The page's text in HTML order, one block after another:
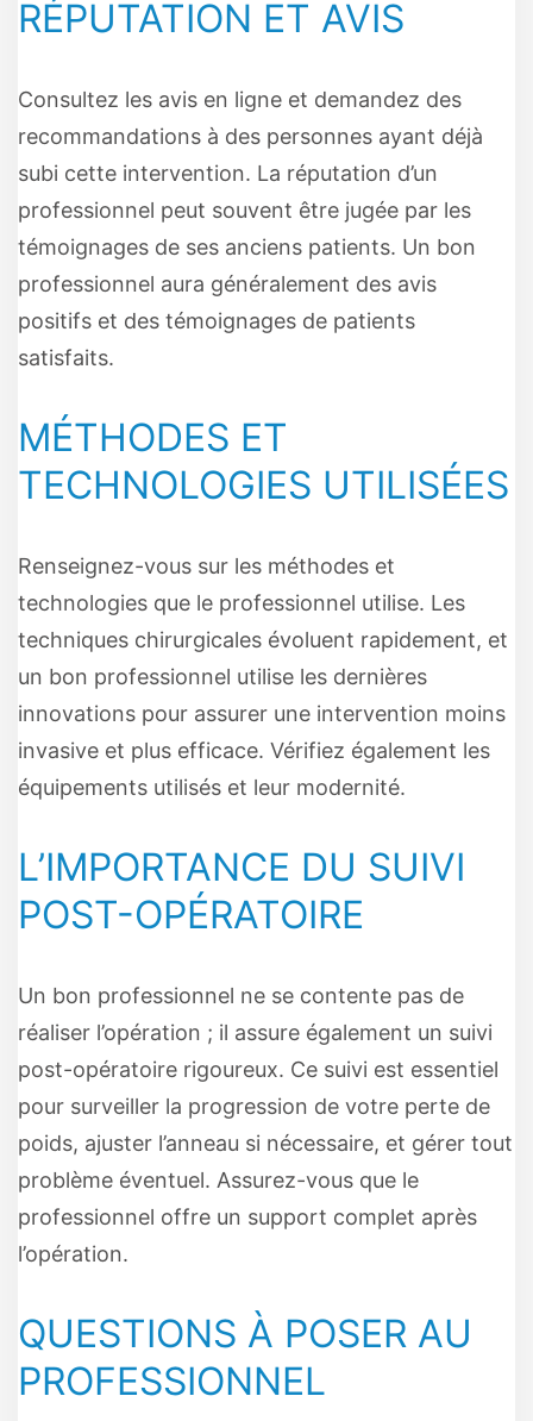
RÉPUTATION ET AVIS
Consultez les avis en ligne et demandez des
recommandations à des personnes ayant déjà
subi cette intervention. La réputation d’un
professionnel peut souvent être jugée par les
témoignages de ses anciens patients. Un bon
professionnel aura généralement des avis
positifs et des témoignages de patients
satisfaits.
MÉTHODES ET
TECHNOLOGIES UTILISÉES
Renseignez-vous sur les méthodes et
technologies que le professionnel utilise. Les
techniques chirurgicales évoluent rapidement, et
un bon professionnel utilise les dernières
innovations pour assurer une intervention moins
invasive et plus efficace. Vérifiez également les
équipements utilisés et leur modernité.
L’IMPORTANCE DU SUIVI
POST-OPÉRATOIRE
Un bon professionnel ne se contente pas de
réaliser l’opération ; il assure également un suivi
post-opératoire rigoureux. Ce suivi est essentiel
pour surveiller la progression de votre perte de
poids, ajuster l’anneau si nécessaire, et gérer tout
problème éventuel. Assurez-vous que le
professionnel offre un support complet après
l’opération.
QUESTIONS À POSER AU
PROFESSIONNEL